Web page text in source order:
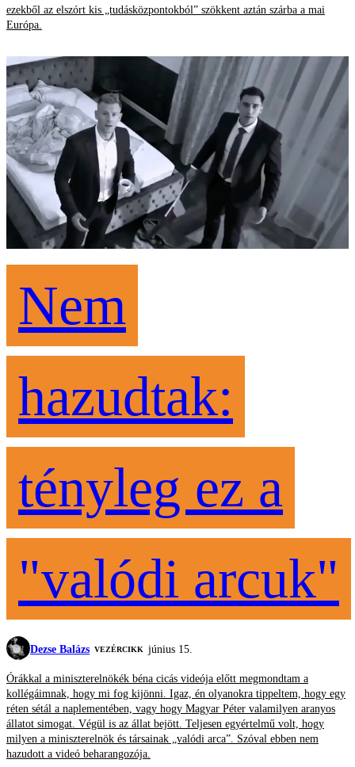
ezekből az elszórt kis „tudásközpontokból” szökkent aztán szárba a mai
Európa.
Nem
hazudtak:
tényleg ez a
"valódi arcuk"
Dezse Balázs VEZÉRCIKK június 15.
Órákkal a miniszterelnökék béna cicás videója előtt megmondtam a
kollégáimnak, hogy mi fog kijönni. Igaz, én olyanokra tippeltem, hogy egy
réten sétál a naplementében, vagy hogy Magyar Péter valamilyen aranyos
állatot simogat. Végül is az állat bejött. Teljesen egyértelmű volt, hogy
milyen a miniszterelnök és társainak „valódi arca”. Szóval ebben nem
hazudott a videó beharangozója.